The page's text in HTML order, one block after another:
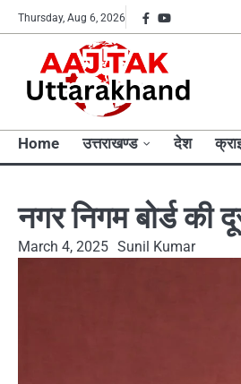
Skip
to
Thursday, Aug 6, 2026 Facebook
YouTube
Home उत्तराखण्ड देश
नगर निगम बोर्ड की
March 4, 2025 Sunil Kumar